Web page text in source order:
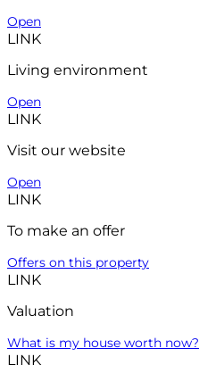
Open
LINK
Living environment
Open
LINK
Visit our website
Open
LINK
To make an offer
Offers on this property
LINK
Valuation
What is my house worth now?
LINK